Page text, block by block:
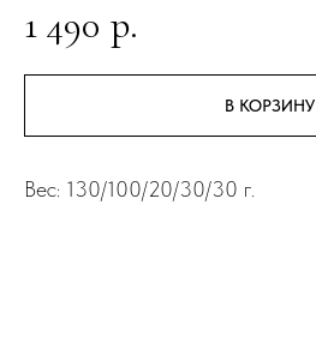
1 490 р.
В КОРЗИНУ
Вес: 130/100/20/30/30 г.